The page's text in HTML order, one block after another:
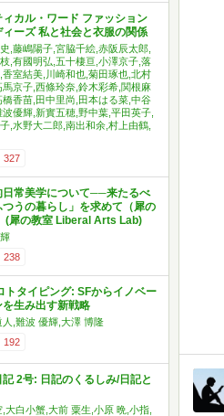
ィカル・ワード ファッション
ィーズ 私と社会と衣服の関係
,藤嶋陽子,宮脇千絵,赤阪辰太郎,
,有國明弘,五十棲亘,小澤京子,落
香室結美,川崎和也,菊田琢也,北村
馬京子,西條玲奈,鈴木彩希,関根麻
橋香苗,田中里尚,田本はる菜,中谷
波優輝,新實五穂,野中葉,平田英子,
,水野大二郎,南出和余,村上由鶴,
327
日常美学について──来たるべ
つうの暮らし」を求めて（犀の
(犀の教室 Liberal Arts Lab)
238
トタイピング: SFからイノベー
を生み出す新戦略
人,難波 優輝,大澤 博隆
192
2号: 日記のくるしみ/日記と
,大白小蟹,大前 粟生,小原 晩,小指,